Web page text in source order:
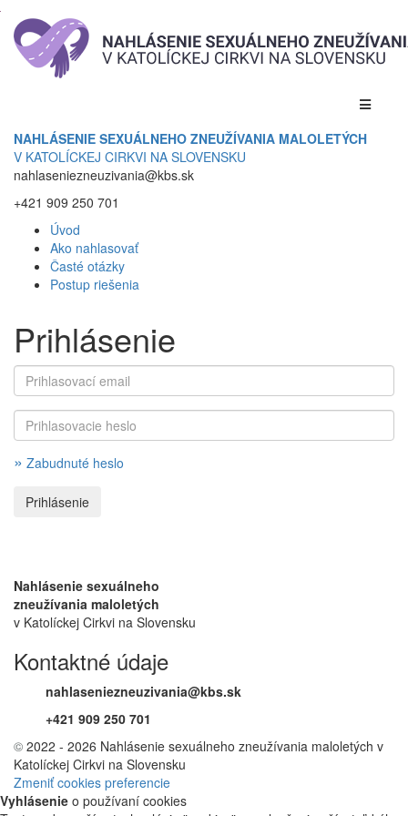
NAHLÁSENIE SEXUÁLNEHO ZNEUŽÍVANIA MALOLETÝCH
V KATOLÍCKEJ CIRKVI NA SLOVENSKU
nahlaseniezneuzivania@kbs.sk
+421 909 250 701
Úvod
Ako nahlasovať
Časté otázky
Postup riešenia
Prihlásenie
» Zabudnuté heslo
Nahlásenie sexuálneho
zneužívania maloletých
v Katolíckej Cirkvi na Slovensku
Kontaktné údaje
nahlaseniezneuzivania@kbs.sk
+421 909 250 701
© 2022 - 2026 Nahlásenie sexuálneho zneužívania maloletých v
Katolíckej Cirkvi na Slovensku
Zmeniť cookies preferencie
Vyhlásenie o používaní cookies